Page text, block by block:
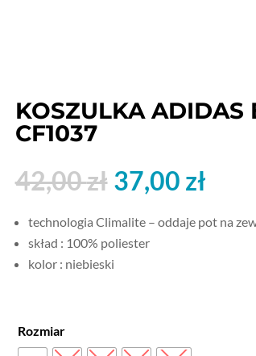
KOSZULKA ADIDAS
CF1037
42,00zł Pierwotna
cena
wynosiła:
42,00 zł.
37,00 zł
technologia Climalite – oddaje pot na
skład : 100% poliester
kolor : niebieski
Rozmiar